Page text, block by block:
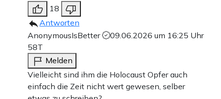
18
Antworten
AnonymousIsBetter
09.06.2026 um 16:25 Uhr
58T
Melden
Vielleicht sind ihm die Holocaust Opfer auch
einfach die Zeit nicht wert gewesen, selber